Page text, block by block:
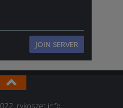
JOIN SERVER
rykoszet.info